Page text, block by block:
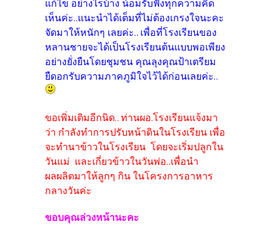
แก้ไข อย่างไรบ้าง น้อมรับฟังทุกความคิด
เห็นค่ะ..แนะนำได้เต็มที่ไม่ต้องเกรงใจนะคะ
จัดมาให้หนักๆ เลยค่ะ.. เพื่อที่โรงเรียนของ
หลานชายจะได้เป็นโรงเรียนต้นแบบพอเพียง
อย่างยั่งยืนโดยชุมชน คุณลุงคุณป้าเตรียม
ยืดอกรับความภาคภูมิใจไว้ได้ก่อนเลยค่ะ..
ขอเพิ่มเติมอีกนิด.. ท่านผอ.โรงเรียนแจ้งมา
ว่า กำลังทำการปรับหน้าดินในโรงเรียน เพื่อ
จะทำนาข้าวในโรงเรียน โดยจะเริ่มปลูกใน
วันแม่ และเกี่ยวข้าวในวันพ่อ..เพื่อนำ
ผลผลิตมาให้ลูกๆ กิน ในโครงการอาหาร
กลางวันค่ะ
ขอบคุณล่วงหน้านะคะ